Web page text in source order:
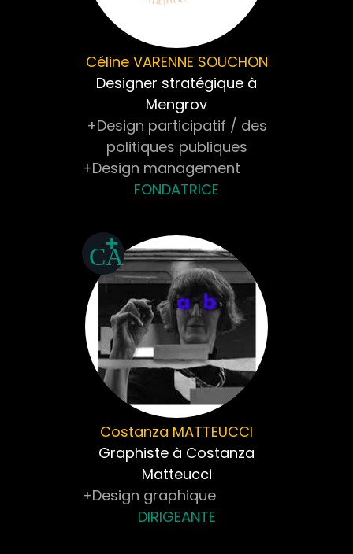
Céline VARENNE SOUCHON
Designer stratégique à
Mengrov
+Design participatif / des
politiques publiques
+Design management
FONDATRICE
Costanza MATTEUCCI
Graphiste à Costanza
Matteucci
+Design graphique
DIRIGEANTE